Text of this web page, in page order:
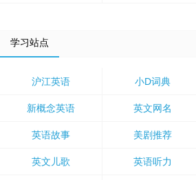
学习站点
沪江英语 小D词典
新概念英语 英文网名
英语故事 美剧推荐
英文儿歌 英语听力